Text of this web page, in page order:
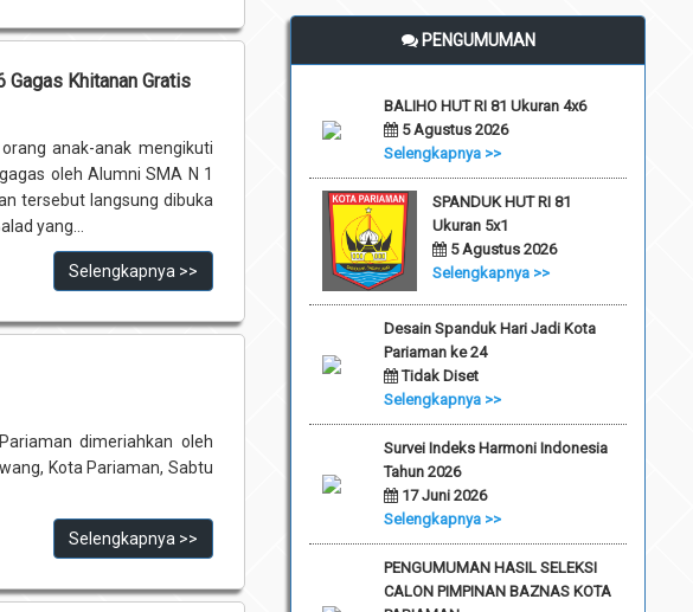
Gagas Khitanan Gratis
anak-anak mengikuti
oleh Alumni SMA N 1
tersebut langsung dibuka
yang...
Selengkapnya >>
dimeriahkan oleh
Kota Pariaman, Sabtu
Selengkapnya >>
PENGUMUMAN
BALIHO HUT RI 81 Ukuran 4x6
5 Agustus 2026
Selengkapnya >>
SPANDUK HUT RI 81
Ukuran 5x1
5 Agustus 2026
Selengkapnya >>
Desain Spanduk Hari Jadi Kota
Pariaman ke 24
Tidak Diset
Selengkapnya >>
Survei Indeks Harmoni Indonesia
Tahun 2026
17 Juni 2026
Selengkapnya >>
PENGUMUMAN HASIL SELEKSI
CALON PIMPINAN BAZNAS KOTA